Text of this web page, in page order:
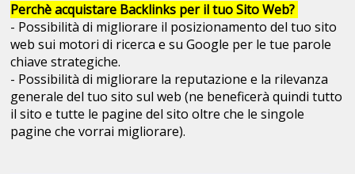
Perchè acquistare Backlinks per il tuo Sito Web?
- Possibilità di migliorare il posizionamento del tuo sito
web sui motori di ricerca e su Google per le tue parole
chiave strategiche.
- Possibilità di migliorare la reputazione e la rilevanza
generale del tuo sito sul web (ne beneficerà quindi tutto
il sito e tutte le pagine del sito oltre che le singole
pagine che vorrai migliorare).